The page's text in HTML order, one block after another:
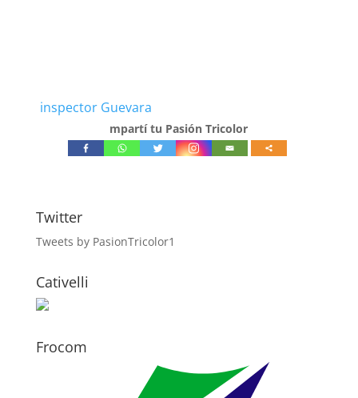
inspector Guevara
mpartí tu Pasión Tricolor
Twitter
Tweets by PasionTricolor1
Cativelli
Frocom